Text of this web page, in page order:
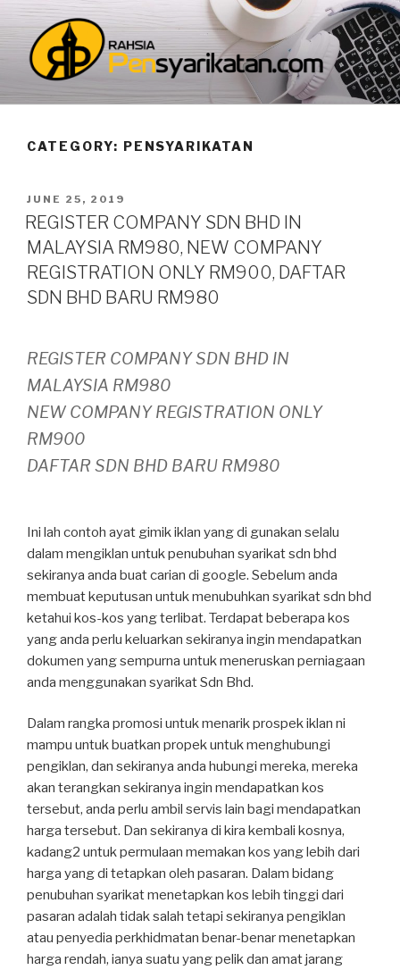
to
content
BLOG PENSYARIKATAN
Memperkasa keusahawanan melalui pengurusan dan
CATEGORY: PENSYARIKATAN
POSTED
ON
JUNE 25, 2019
REGISTER COMPANY SDN BHD IN
MALAYSIA RM980, NEW COMPANY
REGISTRATION ONLY RM900, DAFTAR
SDN BHD BARU RM980
REGISTER COMPANY SDN BHD IN
MALAYSIA RM980
NEW COMPANY REGISTRATION ONLY
RM900
DAFTAR SDN BHD BARU RM980
Ini lah contoh ayat gimik iklan yang di gunakan selalu
dalam mengiklan untuk penubuhan syarikat sdn bhd
sekiranya anda buat carian di google. Sebelum anda
membuat keputusan untuk menubuhkan syarikat sdn bhd
ketahui kos-kos yang terlibat. Terdapat beberapa kos
yang anda perlu keluarkan sekiranya ingin mendapatkan
dokumen yang sempurna untuk meneruskan perniagaan
anda menggunakan syarikat Sdn Bhd.
Dalam rangka promosi untuk menarik prospek iklan ni
mampu untuk buatkan propek untuk menghubungi
pengiklan, dan sekiranya anda hubungi mereka, mereka
akan terangkan sekiranya ingin mendapatkan kos
tersebut, anda perlu ambil servis lain bagi mendapatkan
harga tersebut. Dan sekiranya di kira kembali kosnya,
kadang2 untuk permulaan memakan kos yang lebih dari
harga yang di tetapkan oleh pasaran. Dalam bidang
penubuhan syarikat menetapkan kos lebih tinggi dari
pasaran adalah tidak salah tetapi sekiranya pengiklan
atau penyedia perkhidmatan benar-benar menetapkan
harga rendah, ianya suatu yang pelik dan amat jarang